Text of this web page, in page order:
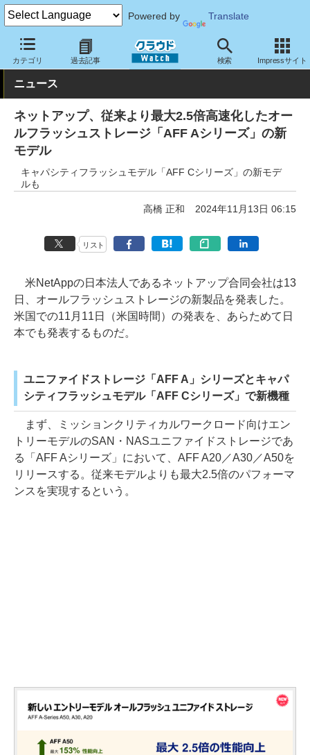
Powered by Translate
カテゴリ 過去記事 検索 Impressサイト
クラウド Watch ハード・インフラ ハードウェア ストレージ
ニュース
ネットアップ、従来より最大2.5倍高速化したオー
ルフラッシュストレージ「AFF Aシリーズ」の新
モデル
キャパシティフラッシュモデル「AFF Cシリーズ」の新モデ
ルも
高橋 正和 2024年11月13日 06:15
リスト
米NetAppの日本法人であるネットアップ合同会社は13
日、オールフラッシュストレージの新製品を発表した。
米国での11月11日（米国時間）の発表を、あらためて日
本でも発表するものだ。
ユニファイドストレージ「AFF A」シリーズとキャパ
シティフラッシュモデル「AFF Cシリーズ」で新機種
まず、ミッションクリティカルワークロード向けエン
トリーモデルのSAN・NASユニファイドストレージであ
る「AFF Aシリーズ」において、AFF A20／A30／A50を
リリースする。従来モデルよりも最大2.5倍のパフォーマ
ンスを実現するという。